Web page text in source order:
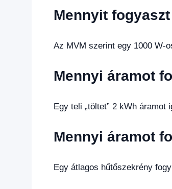
Mennyit
Az MVM szerint egy 1000 W-
Mennyi áramot
Egy teli „töltet” 2 kWh áramot
Mennyi áramot
Egy átlagos hűtőszekrény